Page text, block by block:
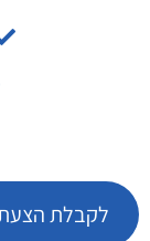
לקבלת הצעת